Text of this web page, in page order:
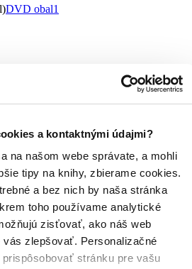
a kontaktnými údajmi?
na našom webe správate, a mohli
tipy na knihy, zbierame cookies.
a bez nich by naša stránka
toho používame analytické
zisťovať, ako náš web
vás zlepšovať. Personalizačné
stránku pre vašu
DVD obal1